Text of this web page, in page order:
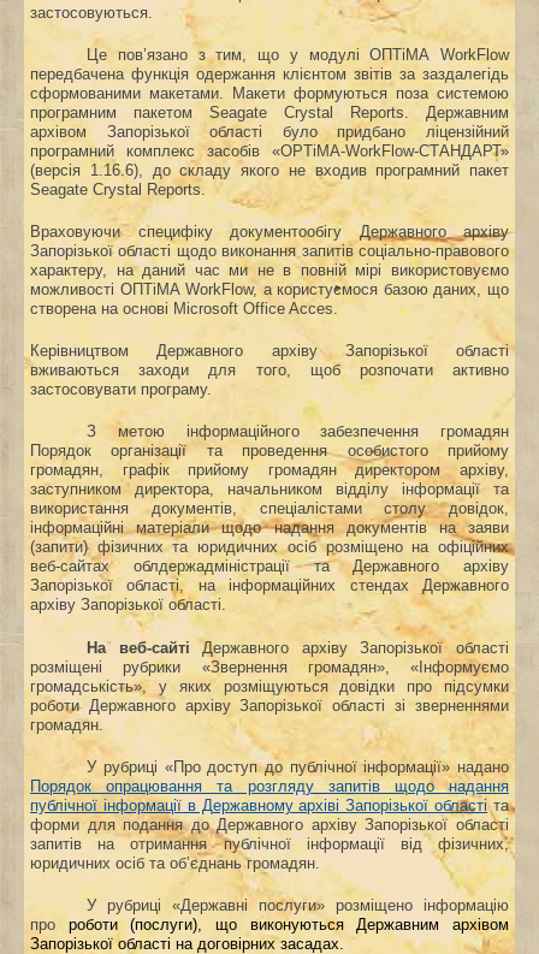
застосовуються.
Це пов’язано з тим, що у модулі ОПТіМА WorkFlow
передбачена функція одержання клієнтом звітів за заздалегідь
сформованими макетами. Макети формуються поза системою
програмним пакетом Seagate Crystal Reports. Державним
архівом Запорізької області було придбано ліцензійний
програмний комплекс засобів «OPTiMA-WorkFlow-СТАНДАРТ»
(версія 1.16.6), до складу якого не входив програмний пакет
Seagate Crystal Reports.
Враховуючи специфіку документообігу Державного архіву
Запорізької області щодо виконання запитів соціально-правового
характеру, на даний час ми не в повній мірі використовуємо
можливості ОПТіМА WorkFlow, а користуємося базою даних, що
створена на основі Microsoft Office Acces.
Керівництвом Державного архіву Запорізької області
вживаються
заходи для того, щоб розпочати активно
застосовувати програму.
З метою інформаційного забезпечення громадян
Порядок організації та проведення особистого прийому
громадян, графік прийому громадян директором архіву,
заступником директора, начальником відділу інформації та
використання документів, спеціалістами столу довідок,
інформаційні матеріали щодо надання документів на заяви
(запити) фізичних та юридичних осіб розміщено на офіційних
веб-сайтах облдержадміністрації та Державного архіву
Запорізької області, на інформаційних стендах Державного
архіву Запорізької області.
На веб-сайті Державного архіву Запорізької області
розміщені рубрики «Звернення громадян», «Інформуємо
громадськість», у яких розміщуються довідки про підсумки
роботи Державного архіву Запорізької області зі зверненнями
громадян.
У рубриці «Про доступ до публічної інформації» надано
Порядок опрацювання та розгляду запитів щодо надання
публічної інформації в Державному архіві Запорізької області та
форми для подання до Державного архіву Запорізької області
запитів на отримання публічної інформації від фізичних,
юридичних осіб та об’єднань громадян.
У рубриці «Державні послуги» розміщено інформацію
про роботи (послуги), що виконуються Державним архівом
Запорізької області на договірних засадах.